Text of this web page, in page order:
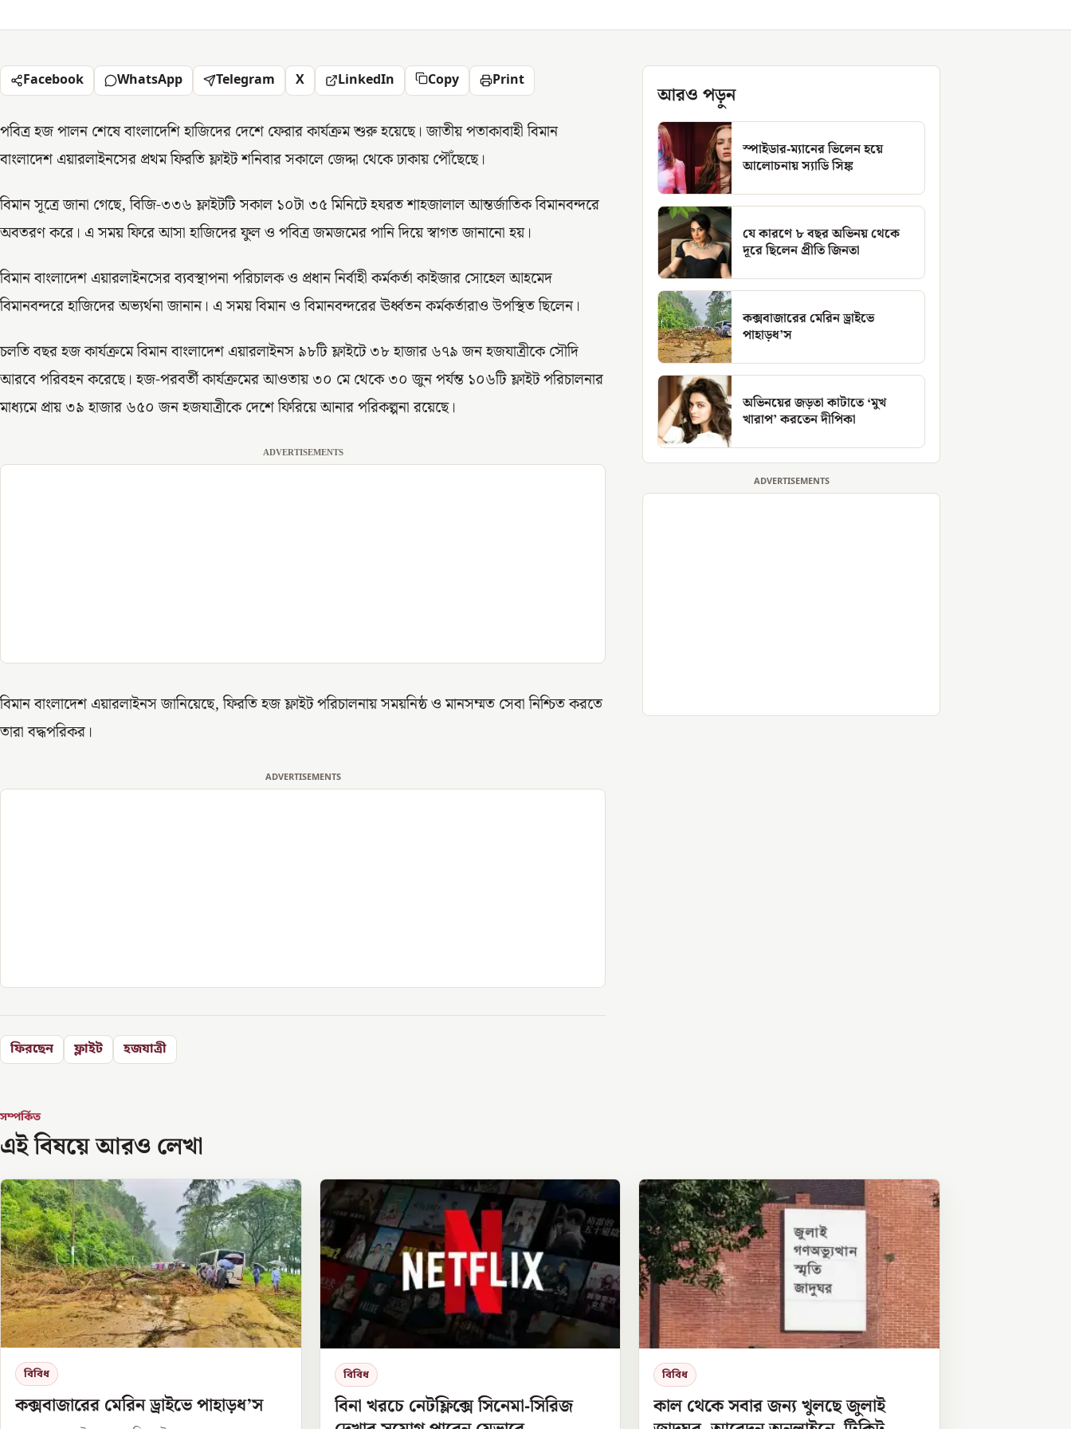
Facebook WhatsApp Telegram X LinkedIn Copy Print
পবিত্র হজ পালন শেষে বাংলাদেশি হাজিদের দেশে ফেরার কার্যক্রম শুরু হয়েছে। জাতীয় পতাকাবাহী বিমান
বাংলাদেশ এয়ারলাইনসের প্রথম ফিরতি ফ্লাইট শনিবার সকালে জেদ্দা থেকে ঢাকায় পৌঁছেছে।
বিমান সূত্রে জানা গেছে, বিজি-৩৩৬ ফ্লাইটটি সকাল ১০টা ৩৫ মিনিটে হযরত শাহজালাল আন্তর্জাতিক বিমানবন্দরে
অবতরণ করে। এ সময় ফিরে আসা হাজিদের ফুল ও পবিত্র জমজমের পানি দিয়ে স্বাগত জানানো হয়।
বিমান বাংলাদেশ এয়ারলাইনসের ব্যবস্থাপনা পরিচালক ও প্রধান নির্বাহী কর্মকর্তা কাইজার সোহেল আহমেদ
বিমানবন্দরে হাজিদের অভ্যর্থনা জানান। এ সময় বিমান ও বিমানবন্দরের ঊর্ধ্বতন কর্মকর্তারাও উপস্থিত ছিলেন।
চলতি বছর হজ কার্যক্রমে বিমান বাংলাদেশ এয়ারলাইনস ৯৮টি ফ্লাইটে ৩৮ হাজার ৬৭৯ জন হজযাত্রীকে সৌদি
আরবে পরিবহন করেছে। হজ-পরবর্তী কার্যক্রমের আওতায় ৩০ মে থেকে ৩০ জুন পর্যন্ত ১০৬টি ফ্লাইট পরিচালনার
মাধ্যমে প্রায় ৩৯ হাজার ৬৫০ জন হজযাত্রীকে দেশে ফিরিয়ে আনার পরিকল্পনা রয়েছে।
ADVERTISEMENTS
বিমান বাংলাদেশ এয়ারলাইনস জানিয়েছে, ফিরতি হজ ফ্লাইট পরিচালনায় সময়নিষ্ঠ ও মানসম্মত সেবা নিশ্চিত করতে
তারা বদ্ধপরিকর।
ADVERTISEMENTS
ফিরছেন ফ্লাইট হজযাত্রী
আরও পড়ুন
স্পাইডার-ম্যানের ভিলেন হয়ে
আলোচনায় স্যাডি সিঙ্ক
যে কারণে ৮ বছর অভিনয় থেকে
দূরে ছিলেন প্রীতি জিনতা
কক্সবাজারের মেরিন ড্রাইভে
পাহাড়ধ’স
অভিনয়ের জড়তা কাটাতে ‘মুখ
খারাপ’ করতেন দীপিকা
ADVERTISEMENTS
সম্পর্কিত
এই বিষয়ে আরও লেখা
বিবিধ
কক্সবাজারের মেরিন ড্রাইভে পাহাড়ধ’স
বিবিধ
বিনা খরচে নেটফ্লিক্সে সিনেমা-সিরিজ
বিবিধ
কাল থেকে সবার জন্য খুলছে জুলাই